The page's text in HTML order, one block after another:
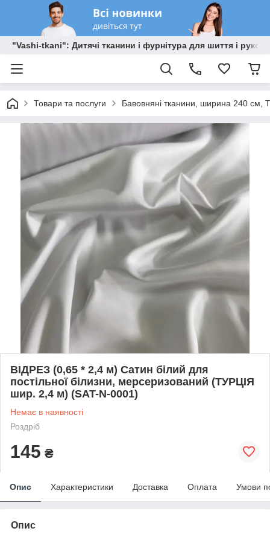
"Vashi-tkani": Дитячі тканини і фурнітура для шиття і
Товари та послуги Бавовняні тканини, ширина 240 см,
ВІДРЕЗ (0,65 * 2,4 м) Сатин білий для
постільної білизни, мерсеризований (ТУРЦІЯ
шир. 2,4 м) (SAT-N-0001)
Немає в наявності
Роздріб
145 ₴
Опис Характеристики Доставка Оплата Умови
Опис